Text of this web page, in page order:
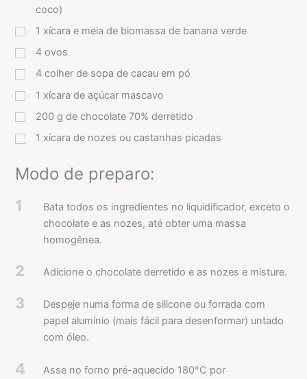
coco)
1 xícara e meia de biomassa de banana verde
4 ovos
4 colher de sopa de cacau em pó
1 xícara de açúcar mascavo
200 g de chocolate 70% derretido
1 xícara de nozes ou castanhas picadas
Modo de preparo:
1
Bata todos os ingredientes no liquidificador, exceto o
chocolate e as nozes, até obter uma massa
homogênea.
2 Adicione o chocolate derretido e as nozes e misture.
3
Despeje numa forma de silicone ou forrada com
papel alumínio (mais fácil para desenformar) untado
com óleo.
4
Asse no forno pré-aquecido 180°C por